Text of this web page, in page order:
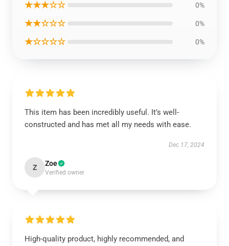
★★★☆☆ 0%
★★☆☆☆ 0%
★☆☆☆☆ 0%
This item has been incredibly useful. It’s well-
constructed and has met all my needs with ease.
Dec 17, 2024
Z Zoe
Verified owner
High-quality product, highly recommended, and